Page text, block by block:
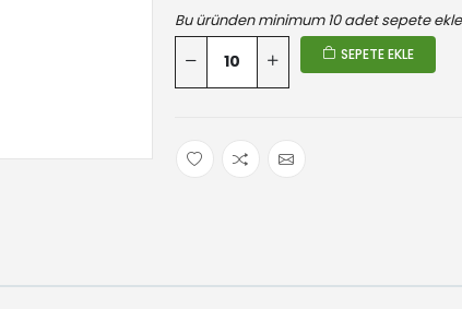
Bu üründen minimum 10 adet sepete
SEPETE EKLE